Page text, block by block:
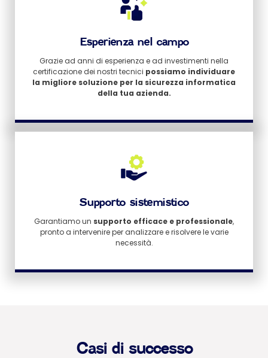
Esperienza nel campo
Grazie ad anni di esperienza e ad investimenti nella
certificazione dei nostri tecnici possiamo individuare
la migliore soluzione per la sicurezza informatica
della tua azienda.
Supporto sistemistico
Garantiamo un supporto efficace e professionale,
pronto a intervenire per analizzare e risolvere le varie
necessità.
Casi di successo